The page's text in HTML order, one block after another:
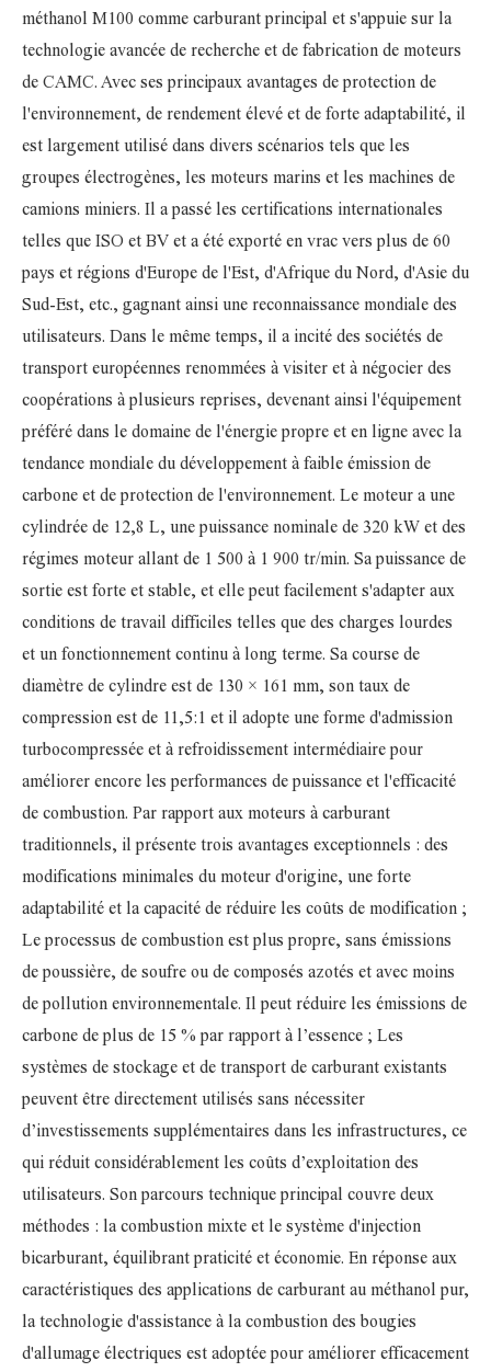
méthanol M100 comme carburant principal et s'appuie sur la
technologie avancée de recherche et de fabrication de moteurs
de CAMC. Avec ses principaux avantages de protection de
l'environnement, de rendement élevé et de forte adaptabilité, il
est largement utilisé dans divers scénarios tels que les
groupes électrogènes, les moteurs marins et les machines de
camions miniers. Il a passé les certifications internationales
telles que ISO et BV et a été exporté en vrac vers plus de 60
pays et régions d'Europe de l'Est, d'Afrique du Nord, d'Asie du
Sud-Est, etc., gagnant ainsi une reconnaissance mondiale des
utilisateurs. Dans le même temps, il a incité des sociétés de
transport européennes renommées à visiter et à négocier des
coopérations à plusieurs reprises, devenant ainsi l'équipement
préféré dans le domaine de l'énergie propre et en ligne avec la
tendance mondiale du développement à faible émission de
carbone et de protection de l'environnement. Le moteur a une
cylindrée de 12,8 L, une puissance nominale de 320 kW et des
régimes moteur allant de 1 500 à 1 900 tr/min. Sa puissance de
sortie est forte et stable, et elle peut facilement s'adapter aux
conditions de travail difficiles telles que des charges lourdes
et un fonctionnement continu à long terme. Sa course de
diamètre de cylindre est de 130 × 161 mm, son taux de
compression est de 11,5:1 et il adopte une forme d'admission
turbocompressée et à refroidissement intermédiaire pour
améliorer encore les performances de puissance et l'efficacité
de combustion. Par rapport aux moteurs à carburant
traditionnels, il présente trois avantages exceptionnels : des
modifications minimales du moteur d'origine, une forte
adaptabilité et la capacité de réduire les coûts de modification ;
Le processus de combustion est plus propre, sans émissions
de poussière, de soufre ou de composés azotés et avec moins
de pollution environnementale. Il peut réduire les émissions de
carbone de plus de 15 % par rapport à l’essence ; Les
systèmes de stockage et de transport de carburant existants
peuvent être directement utilisés sans nécessiter
d’investissements supplémentaires dans les infrastructures, ce
qui réduit considérablement les coûts d’exploitation des
utilisateurs. Son parcours technique principal couvre deux
méthodes : la combustion mixte et le système d'injection
bicarburant, équilibrant praticité et économie. En réponse aux
caractéristiques des applications de carburant au méthanol pur,
la technologie d'assistance à la combustion des bougies
d'allumage électriques est adoptée pour améliorer efficacement